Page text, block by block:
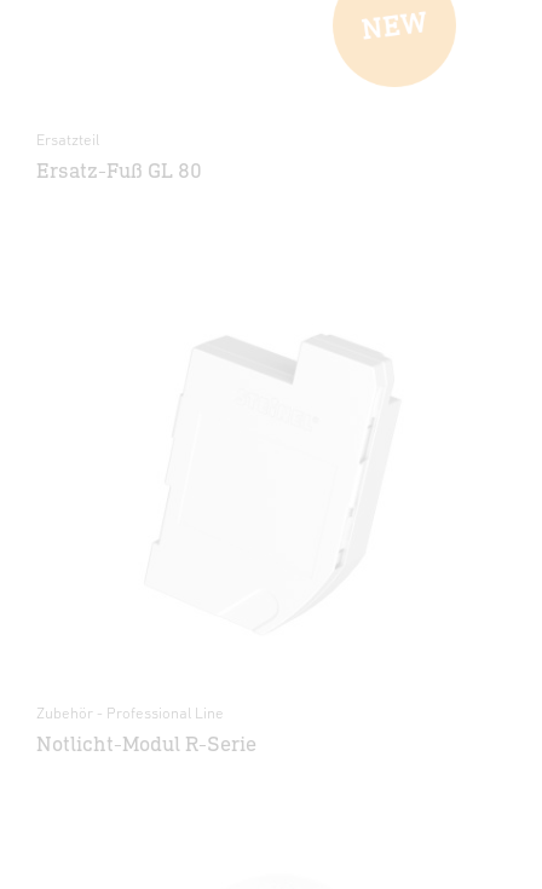
Ersatzteil
Ersatz-Fuß GL 80
Zubehör - Professional Line
Notlicht-Modul R-Serie